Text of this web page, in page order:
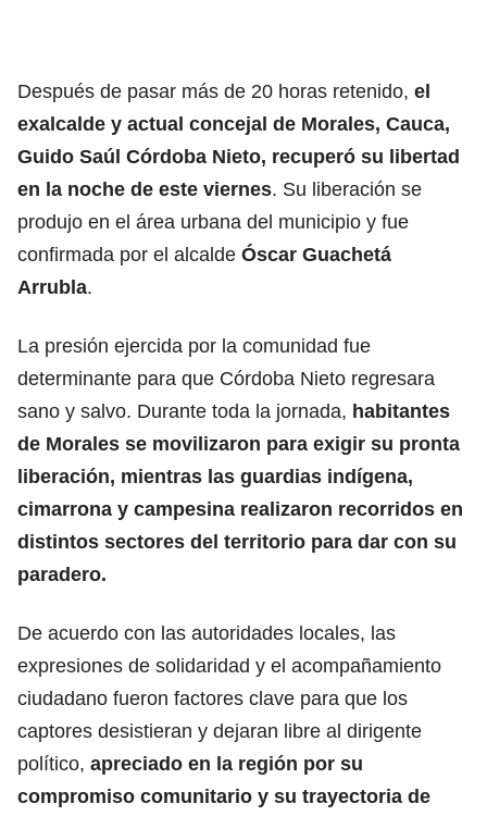
Después de pasar más de 20 horas retenido, el
exalcalde y actual concejal de Morales, Cauca,
Guido Saúl Córdoba Nieto, recuperó su libertad
en la noche de este viernes. Su liberación se
produjo en el área urbana del municipio y fue
confirmada por el alcalde Óscar Guachetá
Arrubla.
La presión ejercida por la comunidad fue
determinante para que Córdoba Nieto regresara
sano y salvo. Durante toda la jornada, habitantes
de Morales se movilizaron para exigir su pronta
liberación, mientras las guardias indígena,
cimarrona y campesina realizaron recorridos en
distintos sectores del territorio para dar con su
paradero.
De acuerdo con las autoridades locales, las
expresiones de solidaridad y el acompañamiento
ciudadano fueron factores clave para que los
captores desistieran y dejaran libre al dirigente
político, apreciado en la región por su
compromiso comunitario y su trayectoria de